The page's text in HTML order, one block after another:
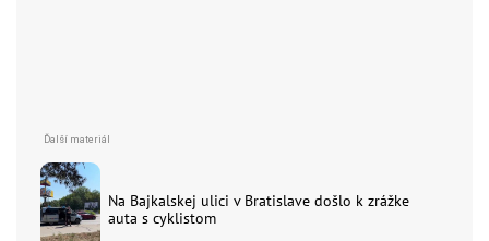
Na Bajkalskej ulici v Bratislave došlo k zrážke
auta s cyklistom